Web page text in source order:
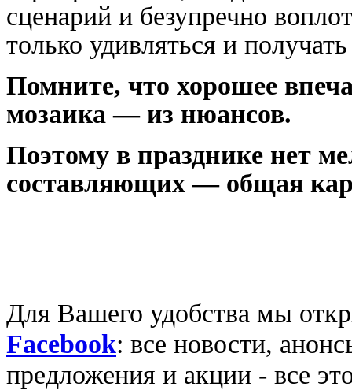
сценарий и безупречно
только удивляться и
Помните, что хорошее
мозаика — из нюансов.
Поэтому в празднике нет
составляющих — общая
Для Вашего удобства мы
Facebook: все новости,
предложения и акции - все